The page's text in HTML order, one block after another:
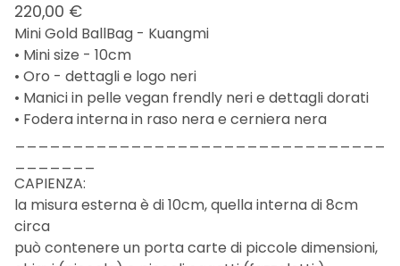
220,00 €
Mini Gold BallBag - Kuangmi
• Mini size - 10cm
• Oro - dettagli e logo neri
• Manici in pelle vegan frendly neri e dettagli dorati
• Fodera interna in raso nera e cerniera nera
CAPIENZA:
la misura esterna è di 10cm, quella interna di 8cm
circa
può contenere un porta carte di piccole dimensioni,